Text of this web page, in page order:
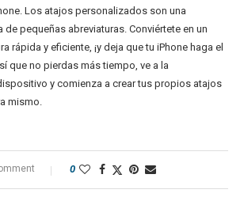
Los atajos personalizados son una
pequeñas abreviaturas. Conviértete en un
rápida y eficiente, ¡y deja que tu iPhone haga el
que no pierdas más tiempo, ve a la
y comienza a crear tus propios atajos
mismo.
0